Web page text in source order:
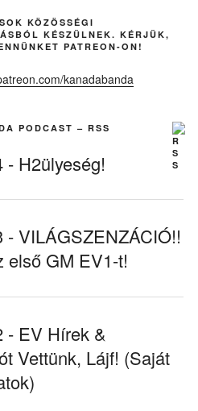
KÖZÖSSÉGI
KÉSZÜLNEK. KÉRJÜK,
PATREON-ON!
PODCAST – RSS
- H2ülyeség!
- VILÁGSZENZÁCIÓ!!
első GM EV1-t!
- EV Hírek &
Vettünk, Lájf! (Saját